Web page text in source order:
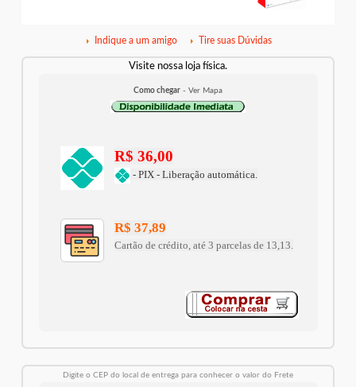
Indique a um amigo Tire suas Dúvidas
Visite nossa loja física.
Como chegar - Ver Mapa
R$ 36,00
- PIX - Liberação automática.
R$ 37,89
Cartão de crédito, até 3 parcelas de 13,13.
Digite o CEP do local de entrega para conhecer o valor do Frete